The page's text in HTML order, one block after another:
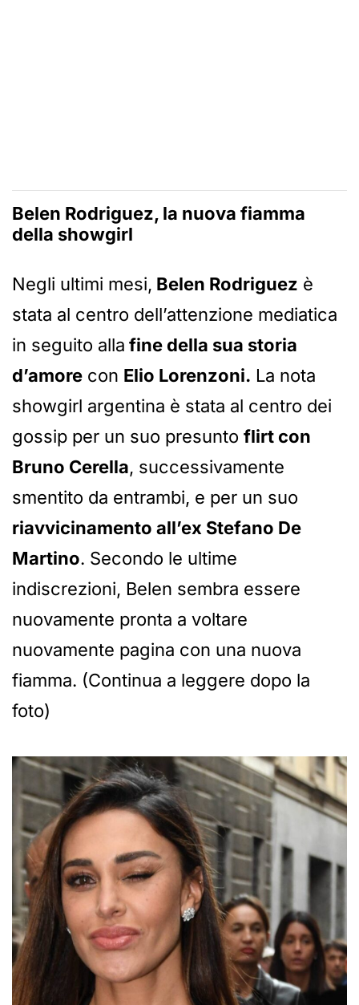
Belen Rodriguez, la nuova fiamma
della showgirl
Negli ultimi mesi, Belen Rodriguez è
stata al centro dell’attenzione mediatica
in seguito alla fine della sua storia
d’amore con Elio Lorenzoni. La nota
showgirl argentina è stata al centro dei
gossip per un suo presunto flirt con
Bruno Cerella, successivamente
smentito da entrambi, e per un suo
riavvicinamento all’ex Stefano De
Martino. Secondo le ultime
indiscrezioni, Belen sembra essere
nuovamente pronta a voltare
nuovamente pagina con una nuova
fiamma. (Continua a leggere dopo la
foto)